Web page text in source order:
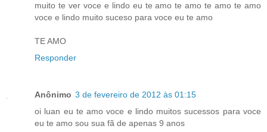
muito te ver voce e lindo eu te amo te amo te amo te amo
voce e lindo muito suceso para voce eu te amo
TE AMO
Responder
Anônimo 3 de fevereiro de 2012 às 01:15
oi luan eu te amo voce e lindo muitos sucessos para voce
eu te amo sou sua fã de apenas 9 anos